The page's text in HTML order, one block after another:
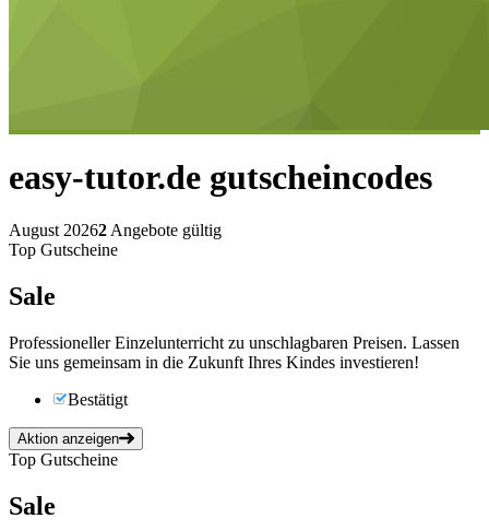
easy-tutor.de gutscheincodes
August 20262Angebote gültig
Top Gutscheine
Sale
Professioneller Einzelunterricht zu unschlagbaren Preisen. Lassen
Sie uns gemeinsam in die Zukunft Ihres Kindes investieren!
Bestätigt
Aktion anzeigen
Top Gutscheine
Sale